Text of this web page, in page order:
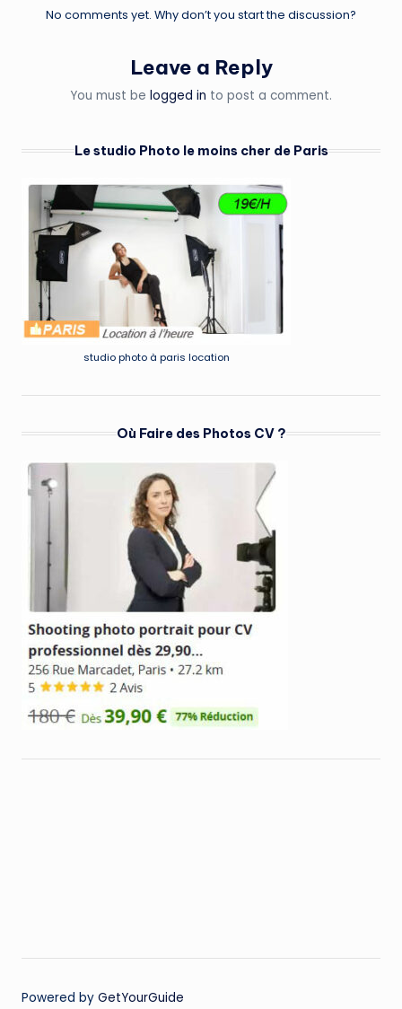
No comments yet. Why don’t you start the discussion?
Leave a Reply
You must be logged in to post a comment.
Le studio Photo le moins cher de Paris
studio photo à paris location
Où Faire des Photos CV ?
Powered by GetYourGuide